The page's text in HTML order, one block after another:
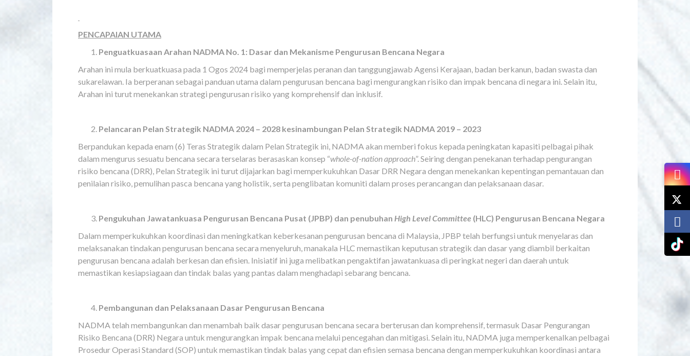
PENCAPAIAN UTAMA
Penguatkuasaan Arahan NADMA No. 1: Dasar dan Mekanisme Pengurusan Bencana Negara
Arahan ini mula berkuatkuasa pada 1 Ogos 2024 bagi memperjelas peranan dan tanggungjawab Agensi Kerajaan, badan berkanun, badan swasta dan
sukarelawan. Ia berperanan sebagai panduan utama dalam pengurusan bencana bagi mengurangkan risiko dan impak bencana di negara ini. Selain itu,
Arahan ini turut menekankan strategi pengurusan risiko yang komprehensif dan inklusif.
Pelancaran Pelan Strategik NADMA 2024 – 2028 kesinambungan Pelan Strategik NADMA 2019 – 2023
Berpandukan kepada enam (6) Teras Strategik dalam Pelan Strategik ini, NADMA akan memberi fokus kepada peningkatan kapasiti pelbagai pihak
dalam mengurus sesuatu bencana secara terselaras berasaskan konsep “whole-of-nation approach”. Seiring dengan penekanan terhadap pengurangan
risiko bencana (DRR), Pelan Strategik ini turut dijajarkan bagi memperkukuhkan Dasar DRR Negara dengan menekankan kepentingan pemantauan dan
penilaian risiko, pemulihan pasca bencana yang holistik, serta penglibatan komuniti dalam proses perancangan dan pelaksanaan dasar.
Pengukuhan Jawatankuasa Pengurusan Bencana Pusat (JPBP) dan penubuhan High Level Committee (HLC) Pengurusan Bencana Negara
Dalam memperkukuhkan koordinasi dan meningkatkan keberkesanan pengurusan bencana di Malaysia, JPBP telah berfungsi untuk menyelaras dan
melaksanakan tindakan pengurusan bencana secara menyeluruh, manakala HLC memastikan keputusan strategik dan dasar yang diambil berkaitan
pengurusan bencana adalah berkesan dan efisien. Inisiatif ini juga melibatkan pengaktifan jawatankuasa di peringkat negeri dan daerah untuk
memastikan kesiapsiagaan dan tindak balas yang pantas dalam menghadapi sebarang bencana.
Pembangunan dan Pelaksanaan Dasar Pengurusan Bencana
NADMA telah membangunkan dan menambah baik dasar pengurusan bencana secara berterusan dan komprehensif, termasuk Dasar Pengurangan
Risiko Bencana (DRR) Negara untuk mengurangkan impak bencana melalui pencegahan dan mitigasi. Selain itu, NADMA juga memperkenalkan pelbagai
Prosedur Operasi Standard (SOP) untuk memastikan tindak balas yang cepat dan efisien semasa bencana dengan memperkukuhkan koordinasi antara